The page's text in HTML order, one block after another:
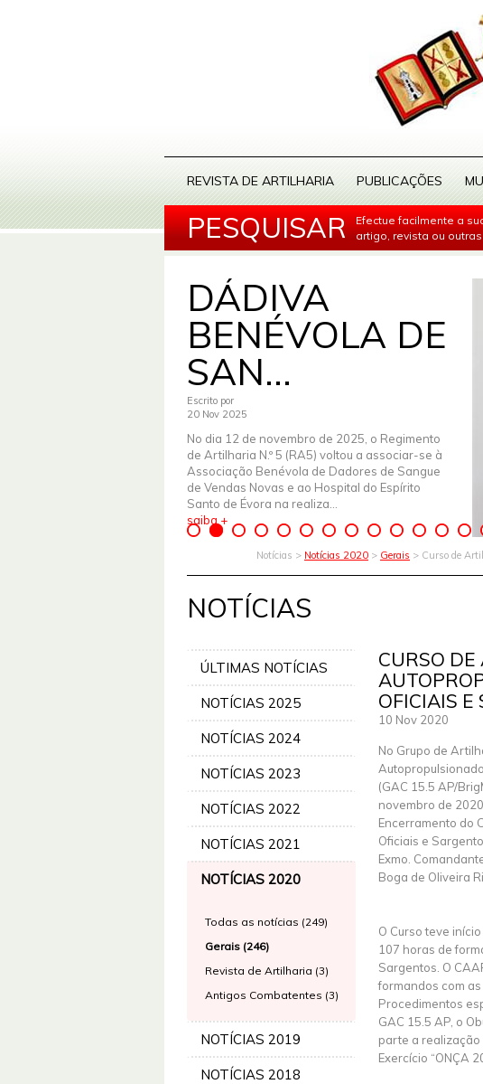
REVISTA DE ARTILHARIA PUBLICAÇÕES
PESQUISAR
Efectue facilmente a
artigo, revista ou
DÁDIVA
BENÉVOLA DE
SAN...
Escrito por
20 Nov 2025
No dia 12 de novembro de 2025, o Regimento
de Artilharia N.º 5 (RA5) voltou a associar-se à
Associação Benévola de Dadores de Sangue
de Vendas Novas e ao Hospital do Espírito
Santo de Évora na realiza...
saiba +
Notícias > Notícias 2020 > Gerais > Curso de
NOTÍCIAS
ÚLTIMAS NOTÍCIAS
NOTÍCIAS 2025
NOTÍCIAS 2024
NOTÍCIAS 2023
NOTÍCIAS 2022
NOTÍCIAS 2021
NOTÍCIAS 2020
Todas as notícias (249)
Gerais (246)
Revista de Artilharia (3)
Antigos Combatentes (3)
NOTÍCIAS 2019
NOTÍCIAS 2018
CURSO
OFICIAIS E
10 Nov 2020
No Grupo de
(GAC 15.5 AP/
novembro de
Encerramento do
Oficiais e
Exmo.
Boga de Oliveira
O Curso teve
107 horas de
Sargentos. O
formandos com
Procedimentos
GAC 15.5 AP, o
parte a realização
Exercício “ONÇA